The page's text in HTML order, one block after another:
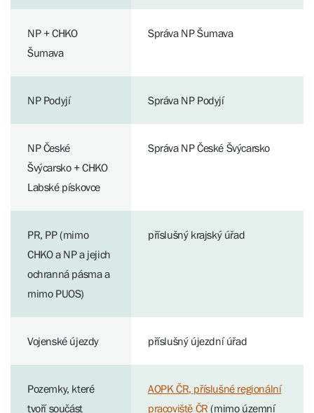
NP + CHKO
Šumava
Správa NP Šumava
NP Podyjí Správa NP Podyjí
NP České
Švýcarsko + CHKO
Labské pískovce
Správa NP České Švýcarsko
PR, PP (mimo
CHKO a NP a jejich
ochranná pásma a
mimo PUOS)
příslušný krajský úřad
Vojenské újezdy příslušný újezdní úřad
Pozemky, které
tvoří součást
AOPK ČR, příslušné regionální
pracoviště ČR (mimo územní